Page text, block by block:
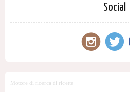
Social
Motore di ricerca di ricette